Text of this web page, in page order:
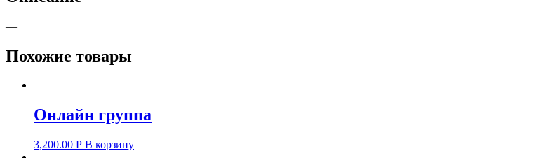
—
Похожие товары
Онлайн группа
3,200.00 Р В корзину